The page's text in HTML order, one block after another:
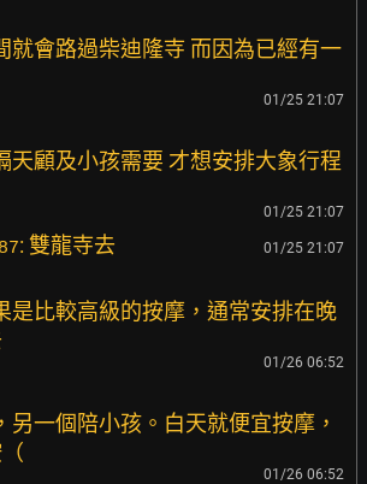
就會路過柴迪隆寺 而因為已經有一
01/25 21:07
天顧及小孩需要 才想安排大象行程
01/25 21:07
: 雙龍寺去 01/25 21:07
是比較高級的按摩，通常安排在晚
01/26 06:52
另一個陪小孩。白天就便宜按摩，
01/26 06:52